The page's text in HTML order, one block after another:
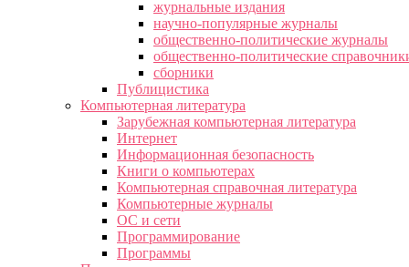
журнальные издания
научно-популярные журналы
общественно-политические журналы
общественно-политические
сборники
Публицистика
Компьютерная литература
Зарубежная компьютерная литература
Интернет
Информационная безопасность
Книги о компьютерах
Компьютерная справочная литература
Компьютерные журналы
ОС и сети
Программирование
Программы